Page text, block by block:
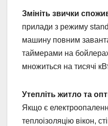
Змініть звички
прилади з режиму
машину повним
таймерами на
множиться на тисячі
Утепліть житло та
Якщо є
теплоізоляцію вікон,